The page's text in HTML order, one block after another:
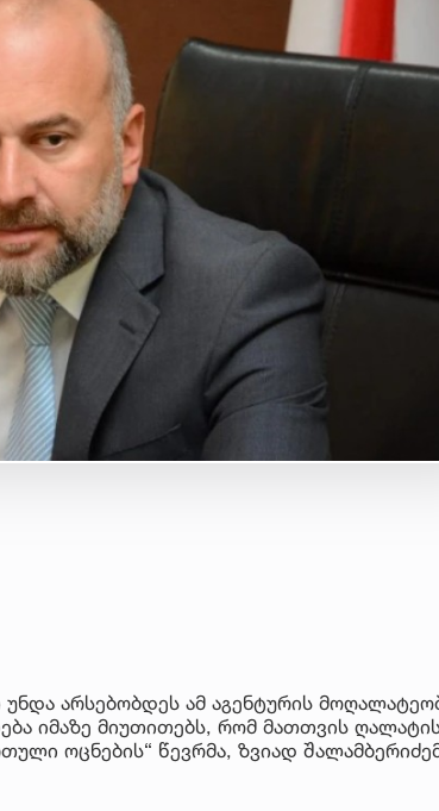
არსებობდეს ამ აგენტურის
იმაზე მიუთითებს, რომ მათთვის
ოცნების“ წევრმა, ზვიად